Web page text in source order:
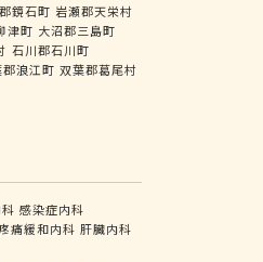
鏡石町 岩瀬郡天栄村
津町 大沼郡三島町
石川郡石川町
浪江町 双葉郡葛尾村
感染症内科
痛緩和内科 肝臓内科